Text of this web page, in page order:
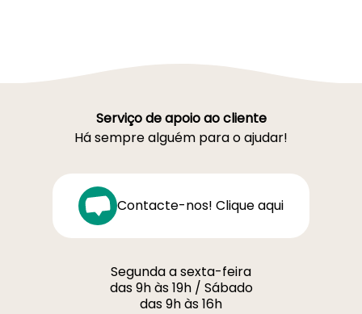
Serviço de apoio ao cliente
Há sempre alguém para o ajudar!
Contacte-nos! Clique aqui
Segunda a sexta-feira
das 9h às 19h / Sábado
das 9h às 16h